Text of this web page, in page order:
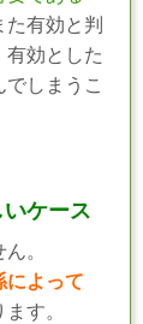
有効と判
有効とした
しまうこ
ケース
。
によって
す。